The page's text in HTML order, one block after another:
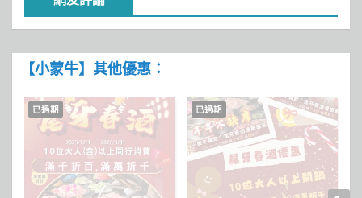
【小蒙牛】其他優惠：
已過期 已過期